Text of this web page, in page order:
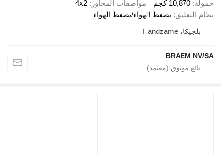
حمولة 10,870 كجم مواصفات المحاور
4x2
نظام التعليق بضغط الهواء/بضغط الهواء
بلجيكا، Handzame
BRAEM NV/SA